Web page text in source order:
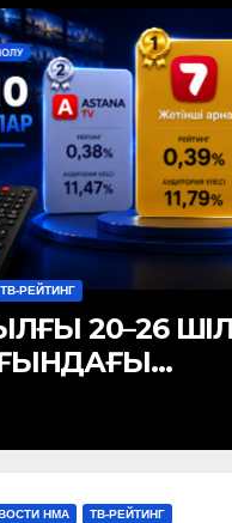
ТВ-РЕЙТИНГ
20–26
НМА ТВ-РЕЙТИНГ